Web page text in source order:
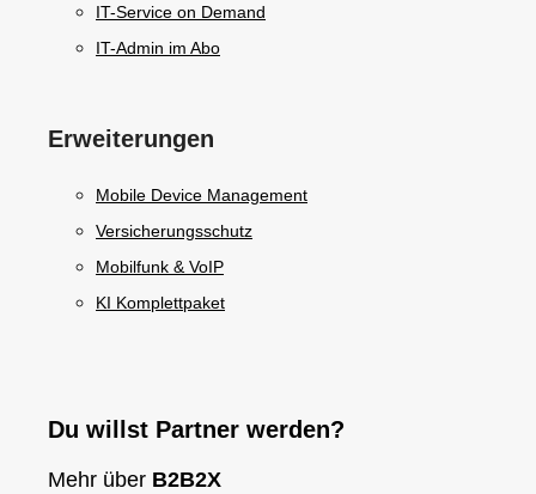
IT-Service on Demand
IT-Admin im Abo
Erweiterungen
Mobile Device Management
Versicherungsschutz
Mobilfunk & VoIP
KI Komplettpaket
Du willst Partner werden?
Mehr über B2B2X